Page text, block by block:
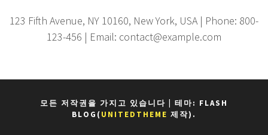
123 Fifth Avenue, NY 10160, New York, USA | Phone: 800-
123-456 | Email: contact@example.com
모든 저작권을 가지고 있습니다
테마: FLASH
BLOG(UNITEDTHEME 제작).